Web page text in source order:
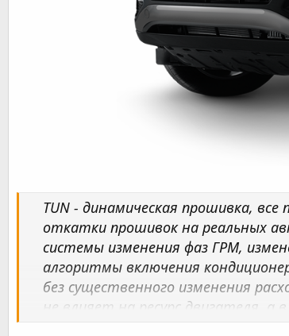
TUN - динамическая прошивка,
откатки прошивок на реальных
системы изменения фаз ГРМ,
алгоритмы включения
без существенного изменения
не влияет на ресурс двигателя, а